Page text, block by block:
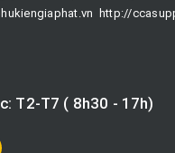
http://
T2-T7 ( 8h30 - 17h)